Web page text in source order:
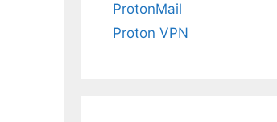
ProtonMail
Proton VPN